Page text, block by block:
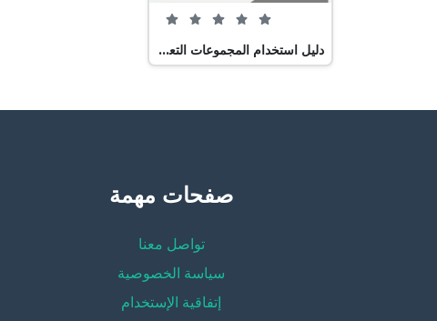
0 من 5 (0 تصويت)
دليل استخدام المجموعات التعاونية في اجتماعات MS TEAMS, (التعلم عن بعد) ملفات مدرسية
صفحات مهمة
تواصل معنا
سياسة الخصوصية
إتفاقية الإستخدام